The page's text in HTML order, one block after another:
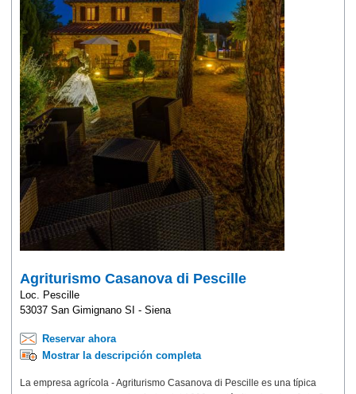
Agriturismo Casanova di Pescille
Loc. Pescille
53037 San Gimignano SI - Siena
Reservar ahora
Mostrar la descripción completa
La empresa agrícola - Agriturismo Casanova di Pescille es una típica